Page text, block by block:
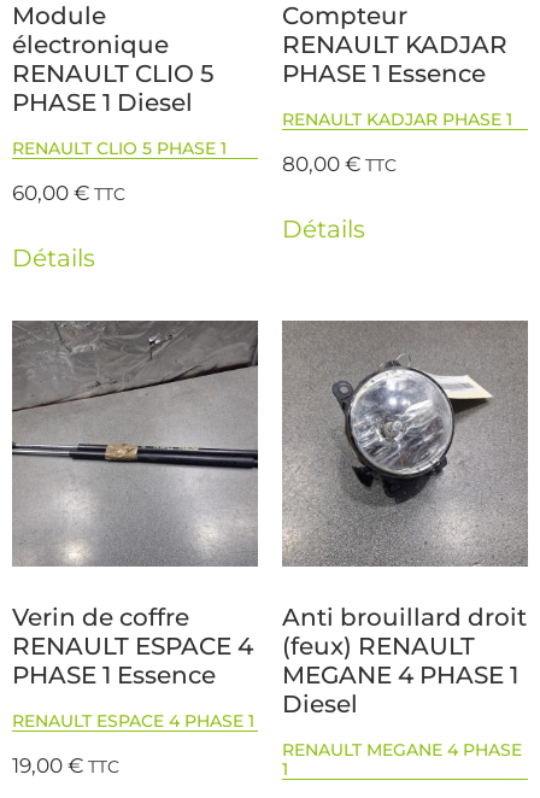
Module
électronique
RENAULT CLIO 5
PHASE 1 Diesel
RENAULT CLIO 5 PHASE 1
60,00€ TTC
Détails
Compteur
RENAULT KADJAR
PHASE 1 Essence
RENAULT KADJAR PHASE 1
80,00€ TTC
Détails
Verin de coffre
RENAULT ESPACE 4
PHASE 1 Essence
RENAULT ESPACE 4 PHASE 1
19,00€ TTC
Anti brouillard droit
(feux) RENAULT
MEGANE 4 PHASE 1
Diesel
RENAULT MEGANE 4 PHASE
1